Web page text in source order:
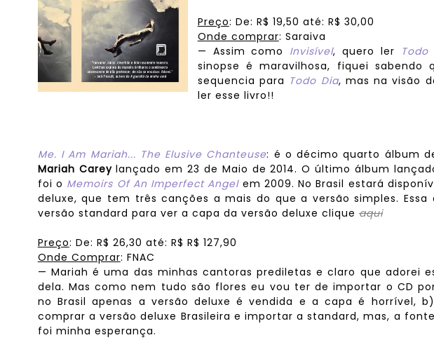
Preço: De: R$ 19,50 até: R$ 30,00
Onde comprar: Saraiva
— Assim como Invisível, quero ler Todo
sinopse é maravilhosa, fiquei sabendo
sequencia para Todo Dia, mas na visão
ler esse livro!!
Me. I Am Mariah... The Elusive Chanteuse: é o décimo quarto álbum
Mariah Careylançado em 23 de Maio de 2014. O último álbum
foi o Memoirs Of An Imperfect Angelem 2009. No Brasil estará
deluxe, que tem três canções a mais do que a versão simples. Essa
versão standard para ver a capa da versão deluxe cliqueaqui
Preço: De: R$ 26,30 até: R$ R$ 127,90
Onde Comprar: FNAC
— Mariah é uma das minhas cantoras prediletas e claro que adorei
dela. Mas como nem tudo são flores eu vou ter de importar o CD
no Brasil apenas a versão deluxe é vendida e a capa é horrível,
comprar a versão deluxe Brasileira e importar a standard, mas, a
foi minha esperança.